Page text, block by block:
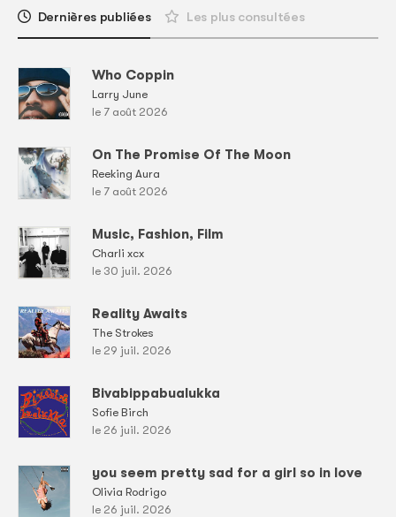
Dernières publiées Les plus consultées
Who Coppin
Larry June
le 7 août 2026
On The Promise Of The Moon
Reeking Aura
le 7 août 2026
Music, Fashion, Film
Charli xcx
le 30 juil. 2026
Reality Awaits
The Strokes
le 29 juil. 2026
Bivabippabualukka
Sofie Birch
le 26 juil. 2026
you seem pretty sad for a girl so in love
Olivia Rodrigo
le 26 juil. 2026